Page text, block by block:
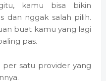
kamu bisa bikin
dan nggak salah pilih.
buat kamu yang lagi
pas.
per satu provider yang